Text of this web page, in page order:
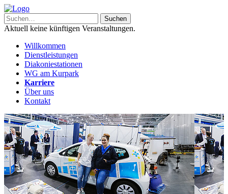
Aktuell keine künftigen Veranstaltungen.
Willkommen
Dienstleistungen
Diakoniestationen
WG am Kurpark
Karriere
Über uns
Kontakt